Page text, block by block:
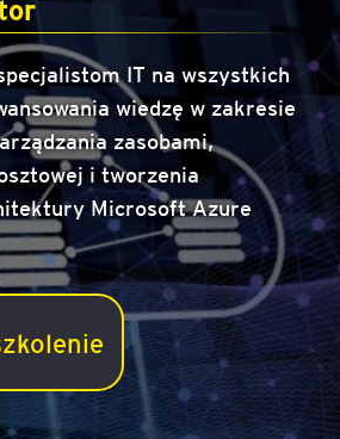
IT na wszystkich
wiedzę w zakresie
zasobami,
i tworzenia
Microsoft Azure
Administrator